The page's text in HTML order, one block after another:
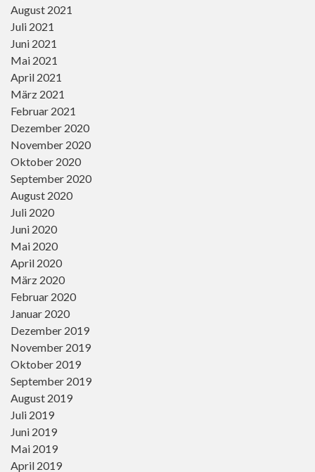
August 2021
Juli 2021
Juni 2021
Mai 2021
April 2021
März 2021
Februar 2021
Dezember 2020
November 2020
Oktober 2020
September 2020
August 2020
Juli 2020
Juni 2020
Mai 2020
April 2020
März 2020
Februar 2020
Januar 2020
Dezember 2019
November 2019
Oktober 2019
September 2019
August 2019
Juli 2019
Juni 2019
Mai 2019
April 2019